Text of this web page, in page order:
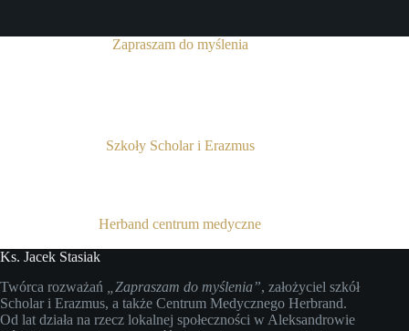
Zapraszam do myślenia
Szkoły Scholar i Erazmus
Herband centrum medyczne
Ks. Jacek Stasiak
Twórca rozważań
„Zapraszam do myślenia”, założyciel szkół
Scholar i Erazmus, a także Centrum Medycznego Herbrand.
Od lat działa na rzecz lokalnej społeczności w Aleksandrowie